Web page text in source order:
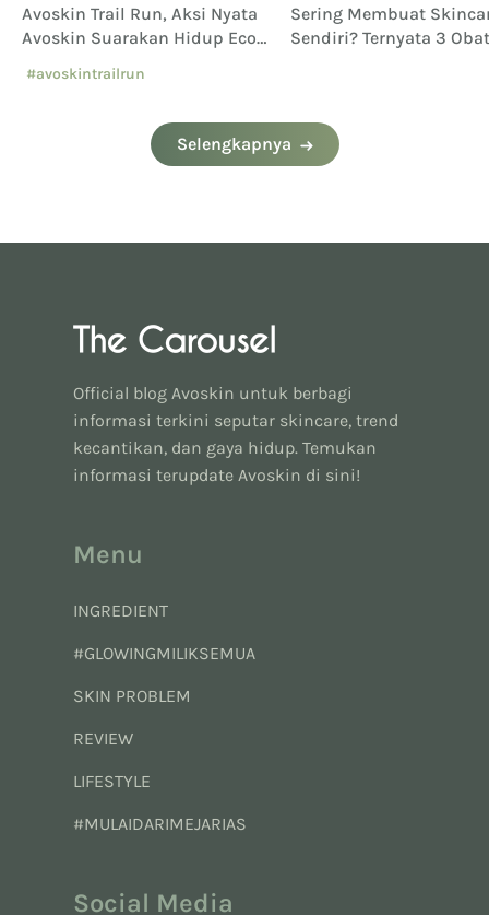
Avoskin Trail Run, Aksi Nyata
Avoskin Suarakan Hidup Eco
#avoskintrailrun
Sering Membuat
Sendiri? Ternyata 3 Obat
Selengkapnya
Official blog Avoskin untuk berbagi
informasi terkini seputar skincare, trend
kecantikan, dan gaya hidup. Temukan
informasi terupdate Avoskin di sini!
Menu
INGREDIENT
#GLOWINGMILIKSEMUA
SKIN PROBLEM
REVIEW
LIFESTYLE
#MULAIDARIMEJARIAS
Social Media